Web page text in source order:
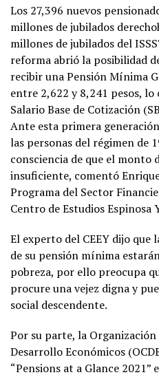
Los 27,396 nuevos
millones de jubilados
millones de jubilados del
reforma abrió la posibilidad
recibir una Pensión Mínima
entre 2,622 y 8,241 pesos, lo
Salario Base de Cotización
Ante esta primera
las personas del régimen de
consciencia de que el monto
insuficiente, comentó
Programa del Sector
Centro de Estudios Espinosa
El experto del CEEY dijo que
de su pensión mínima
pobreza, por ello preocupa
procure una vejez digna y
social descendente.
Por su parte, la
Desarrollo Económicos
“Pensions at a Glance